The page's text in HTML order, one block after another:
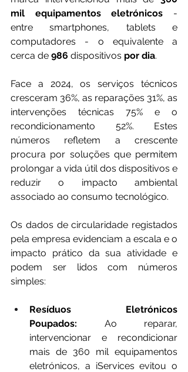
mil equipamentos eletrónicos -
entre smartphones, tablets e
computadores - o equivalente a
cerca de 986 dispositivos por dia.
Face a 2024, os serviços técnicos
cresceram 36%, as reparações 31%, as
intervenções técnicas 75% e o
recondicionamento 52%. Estes
números refletem a crescente
procura por soluções que permitem
prolongar a vida útil dos dispositivos e
reduzir o impacto ambiental
associado ao consumo tecnológico.
Os dados de circularidade registados
pela empresa evidenciam a escala e o
impacto prático da sua atividade e
podem ser lidos com números
simples:
Resíduos Eletrónicos
Poupados: Ao reparar,
intervencionar e recondicionar
mais de 360 mil equipamentos
eletrónicos, a iServices evitou o